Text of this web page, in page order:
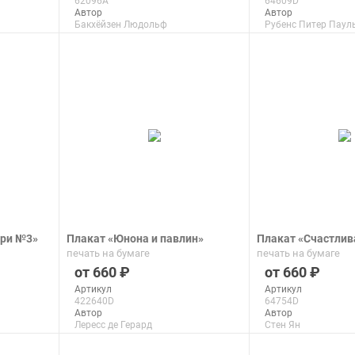
Автор
Бакхёйзен Людольф
Автор
Рубенс Питер
№3» Плакат «Юнона и павлин»
печать на бумаге
660
Артикул
422640D
Автор
Лересс де Герард
Плакат
печать на бумаге
660
Артикул
64754D
Автор
Стен Ян